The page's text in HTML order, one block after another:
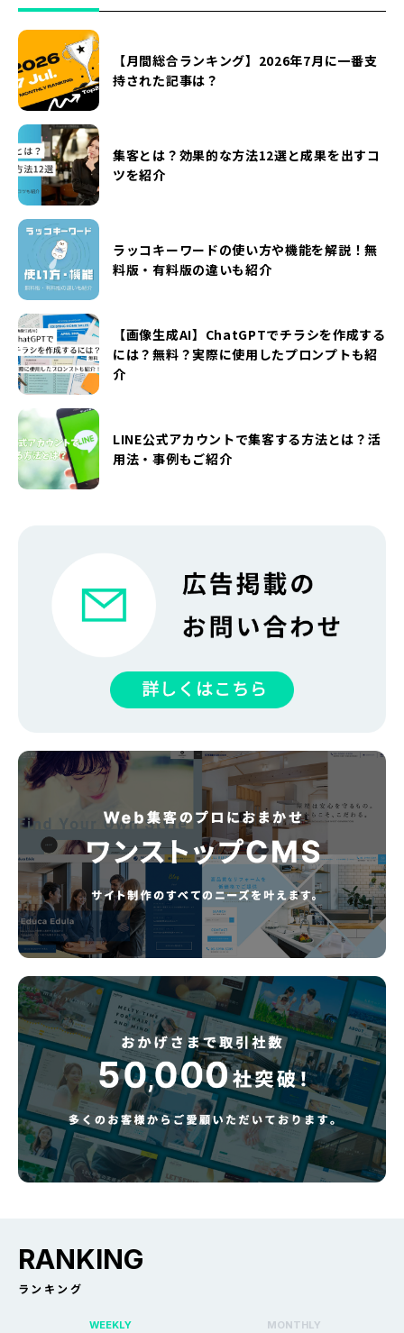
【月間総合ランキング】2026年7月に一番支
持された記事は？
集客とは？効果的な方法12選と成果を出すコ
ツを紹介
ラッコキーワードの使い方や機能を解説！無
料版・有料版の違いも紹介
【画像生成AI】ChatGPTでチラシを作成する
には？無料？実際に使用したプロンプトも紹
介
LINE公式アカウントで集客する方法とは？活
用法・事例もご紹介
RANKING
ランキング
WEEKLY MONTHLY